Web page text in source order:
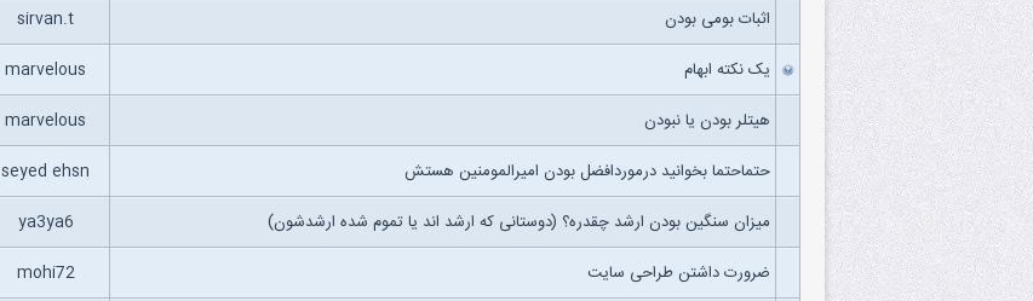
اثبات بومی بودن sirvan.t
یک نکته ابهام marvelous
هیتلر بودن یا نبودن marvelous
حتماحتما بخوانید درموردافضل بودن امیرالمومنین هستش seyed ehsn
میزان سنگین بودن ارشد چقدره؟ (دوستانی که ارشد اند یا تموم شده ارشدشون) ya3ya6
ضرورت داشتن طراحی سایت mohi72